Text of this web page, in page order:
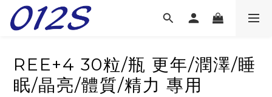
REE+4 30粒/瓶 更年/潤澤/睡
眠/晶亮/體質/精力 專用